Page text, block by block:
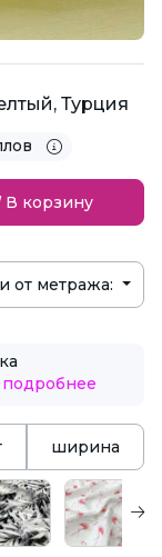
Турция
В корзину
от метража:
подробнее
ширина